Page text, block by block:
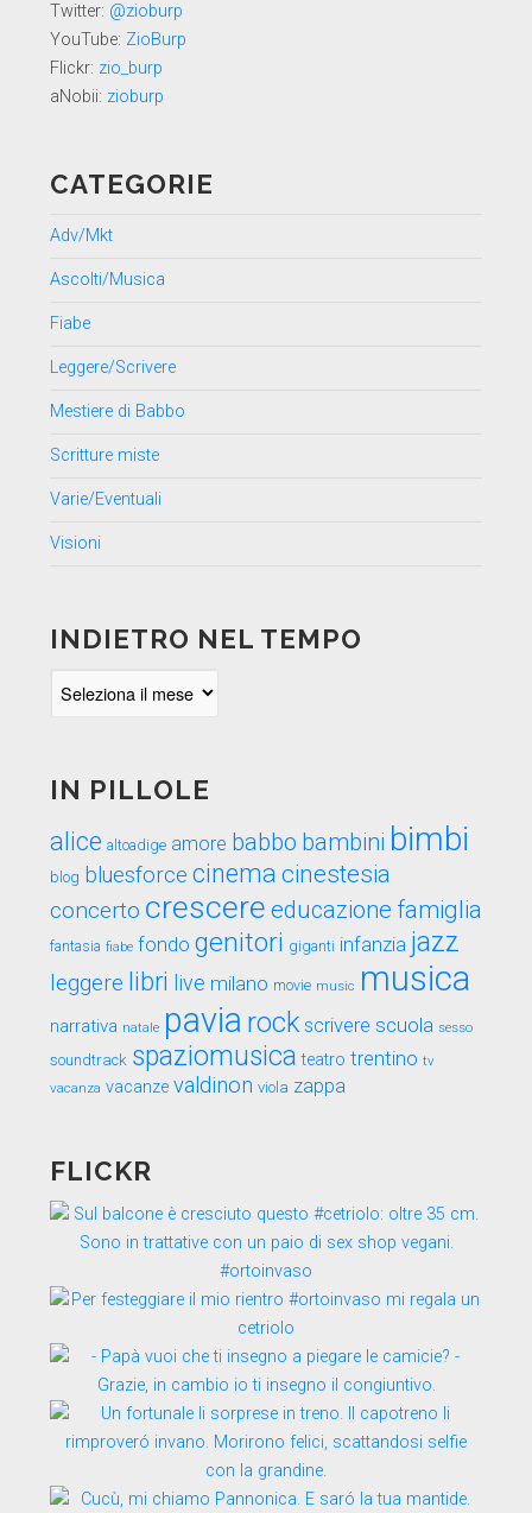
Twitter: @zioburp
YouTube: ZioBurp
Flickr: zio_burp
aNobii: zioburp
CATEGORIE
Adv/Mkt
Ascolti/Musica
Fiabe
Leggere/Scrivere
Mestiere di Babbo
Scritture miste
Varie/Eventuali
Visioni
INDIETRO NEL TEMPO
IN PILLOLE
alice altoadige amore babbo bambini bimbi
blog bluesforce cinema cinestesia
concerto crescere educazione famiglia
fantasia fiabe fondo genitori giganti infanzia jazz
leggere libri live milano movie music musica
narrativa natale pavia rock scrivere scuola sesso
soundtrack spaziomusica teatro trentino tv
vacanza vacanze valdinon viola zappa
FLICKR